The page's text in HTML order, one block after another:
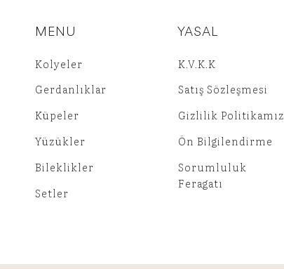
MENU
Kolyeler
Gerdanlıklar
Küpeler
Yüzükler
Bileklikler
Setler
YASAL
K.V.K.K
Satış Sözleşmesi
Gizlilik Politikamız
Ön Bilgilendirme
Sorumluluk
Feragatı